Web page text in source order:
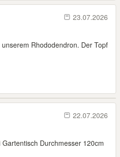
23.07.2026
Rhododendron. Der Topf
22.07.2026
Durchmesser 120cm